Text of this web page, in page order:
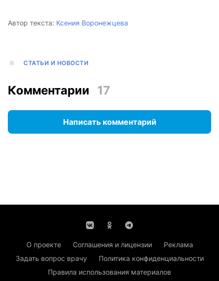
Автор текста: Ксения Воронежцева
СТАТЬИ И НОВОСТИ
Комментарии 17
Написать комментарий
О проекте Соглашения и лицензии
Реклама
Задать вопрос врачу
Политика конфиденциальности
Правила использования материалов